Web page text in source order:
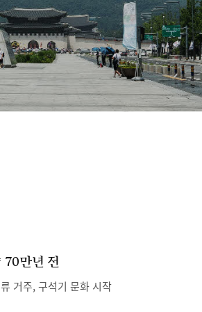
70만년 전
거주, 구석기 문화 시작